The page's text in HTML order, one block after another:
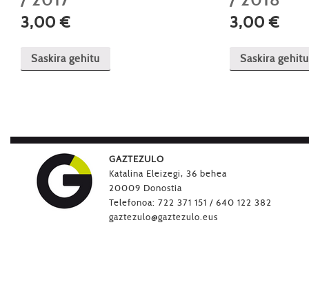
3,00€
Saskira gehitu
3,00€
Saskira gehitu
GAZTEZULO
Katalina Eleizegi, 36 behea
20009 Donostia
Telefonoa: 722 371 151 / 640 122 382
gaztezulo@gaztezulo.eus